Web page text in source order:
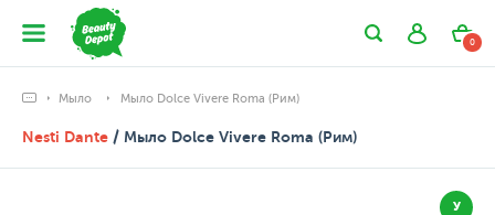
0
Мыло Мыло Dolce Vivere Roma (Рим)
Nesti Dante / Мыло Dolce Vivere Roma (Рим)
У